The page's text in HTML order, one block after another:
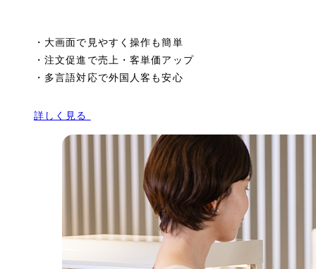
・ 大画面で見やすく操作も簡単
・注文促進で売上・客単価アップ
・ 多言語対応で外国人客も安心
詳しく見る